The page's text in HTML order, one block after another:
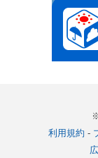
利用規約 -